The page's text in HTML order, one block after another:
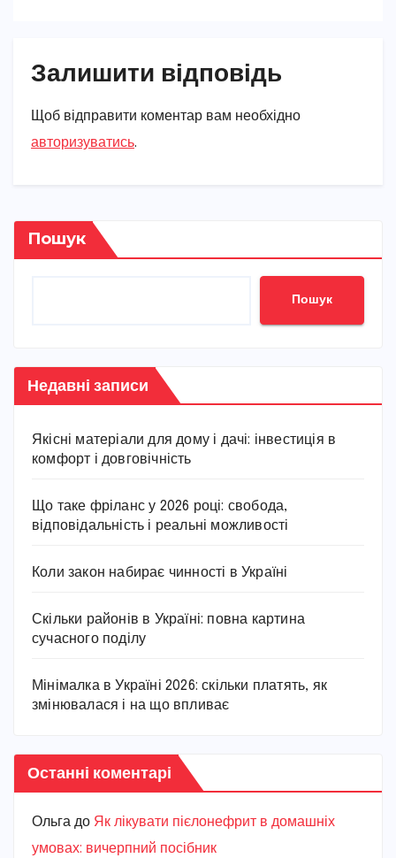
Залишити відповідь
Щоб відправити коментар вам необхідно
авторизуватись.
Пошук
Пошук
Недавні записи
Якісні матеріали для дому і дачі: інвестиція в
комфорт і довговічність
Що таке фріланс у 2026 році: свобода,
відповідальність і реальні можливості
Коли закон набирає чинності в Україні
Скільки районів в Україні: повна картина
сучасного поділу
Мінімалка в Україні 2026: скільки платять, як
змінювалася і на що впливає
Останні коментарі
Ольга до Як лікувати пієлонефрит в домашніх
умовах: вичерпний посібник